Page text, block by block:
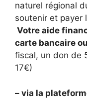
naturel régional
soutenir et payer
Votre aide
carte bancaire
fiscal, un don de
17€)
– via la